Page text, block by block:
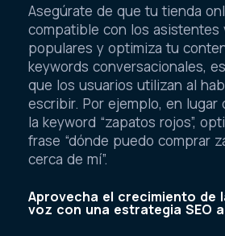
Asegúrate de que tu tienda
compatible con los asistentes
populares y optimiza tu
keywords conversacionales,
que los usuarios utilizan al
escribir. Por ejemplo, en lugar
la keyword “zapatos rojos”,
frase “dónde puedo comprar
cerca de mí”.
Aprovecha el crecimiento de
voz con una estrategia SEO